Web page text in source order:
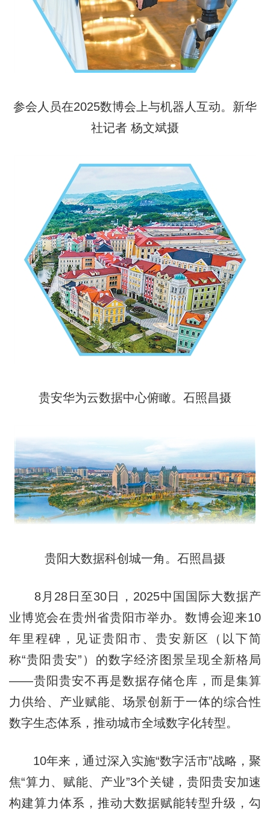
参会人员在2025数博会上与机器人互动。新华
社记者 杨文斌摄
贵安华为云数据中心俯瞰。石照昌摄
贵阳大数据科创城一角。石照昌摄
8月28日至30日，2025中国国际大数据产
业博览会在贵州省贵阳市举办。数博会迎来10
年里程碑，见证贵阳市、贵安新区（以下简
称“贵阳贵安”）的数字经济图景呈现全新格局
——贵阳贵安不再是数据存储仓库，而是集算
力供给、产业赋能、场景创新于一体的综合性
数字生态体系，推动城市全域数字化转型。
10年来，通过深入实施“数字活市”战略，聚
焦“算力、赋能、产业”3个关键，贵阳贵安加速
构建算力体系，推动大数据赋能转型升级，勾